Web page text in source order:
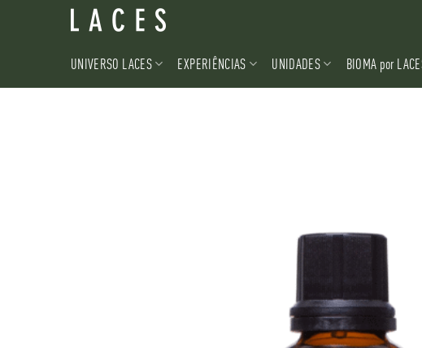
UNIVERSO LACES EXPERIÊNCIAS UNIDADES BIOMA por